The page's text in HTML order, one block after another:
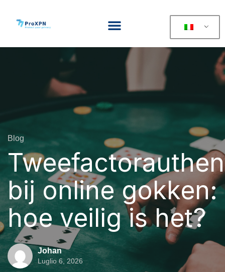
Blog
bij online gokken:
hoe veilig is het?
Johan
Luglio 6, 2026